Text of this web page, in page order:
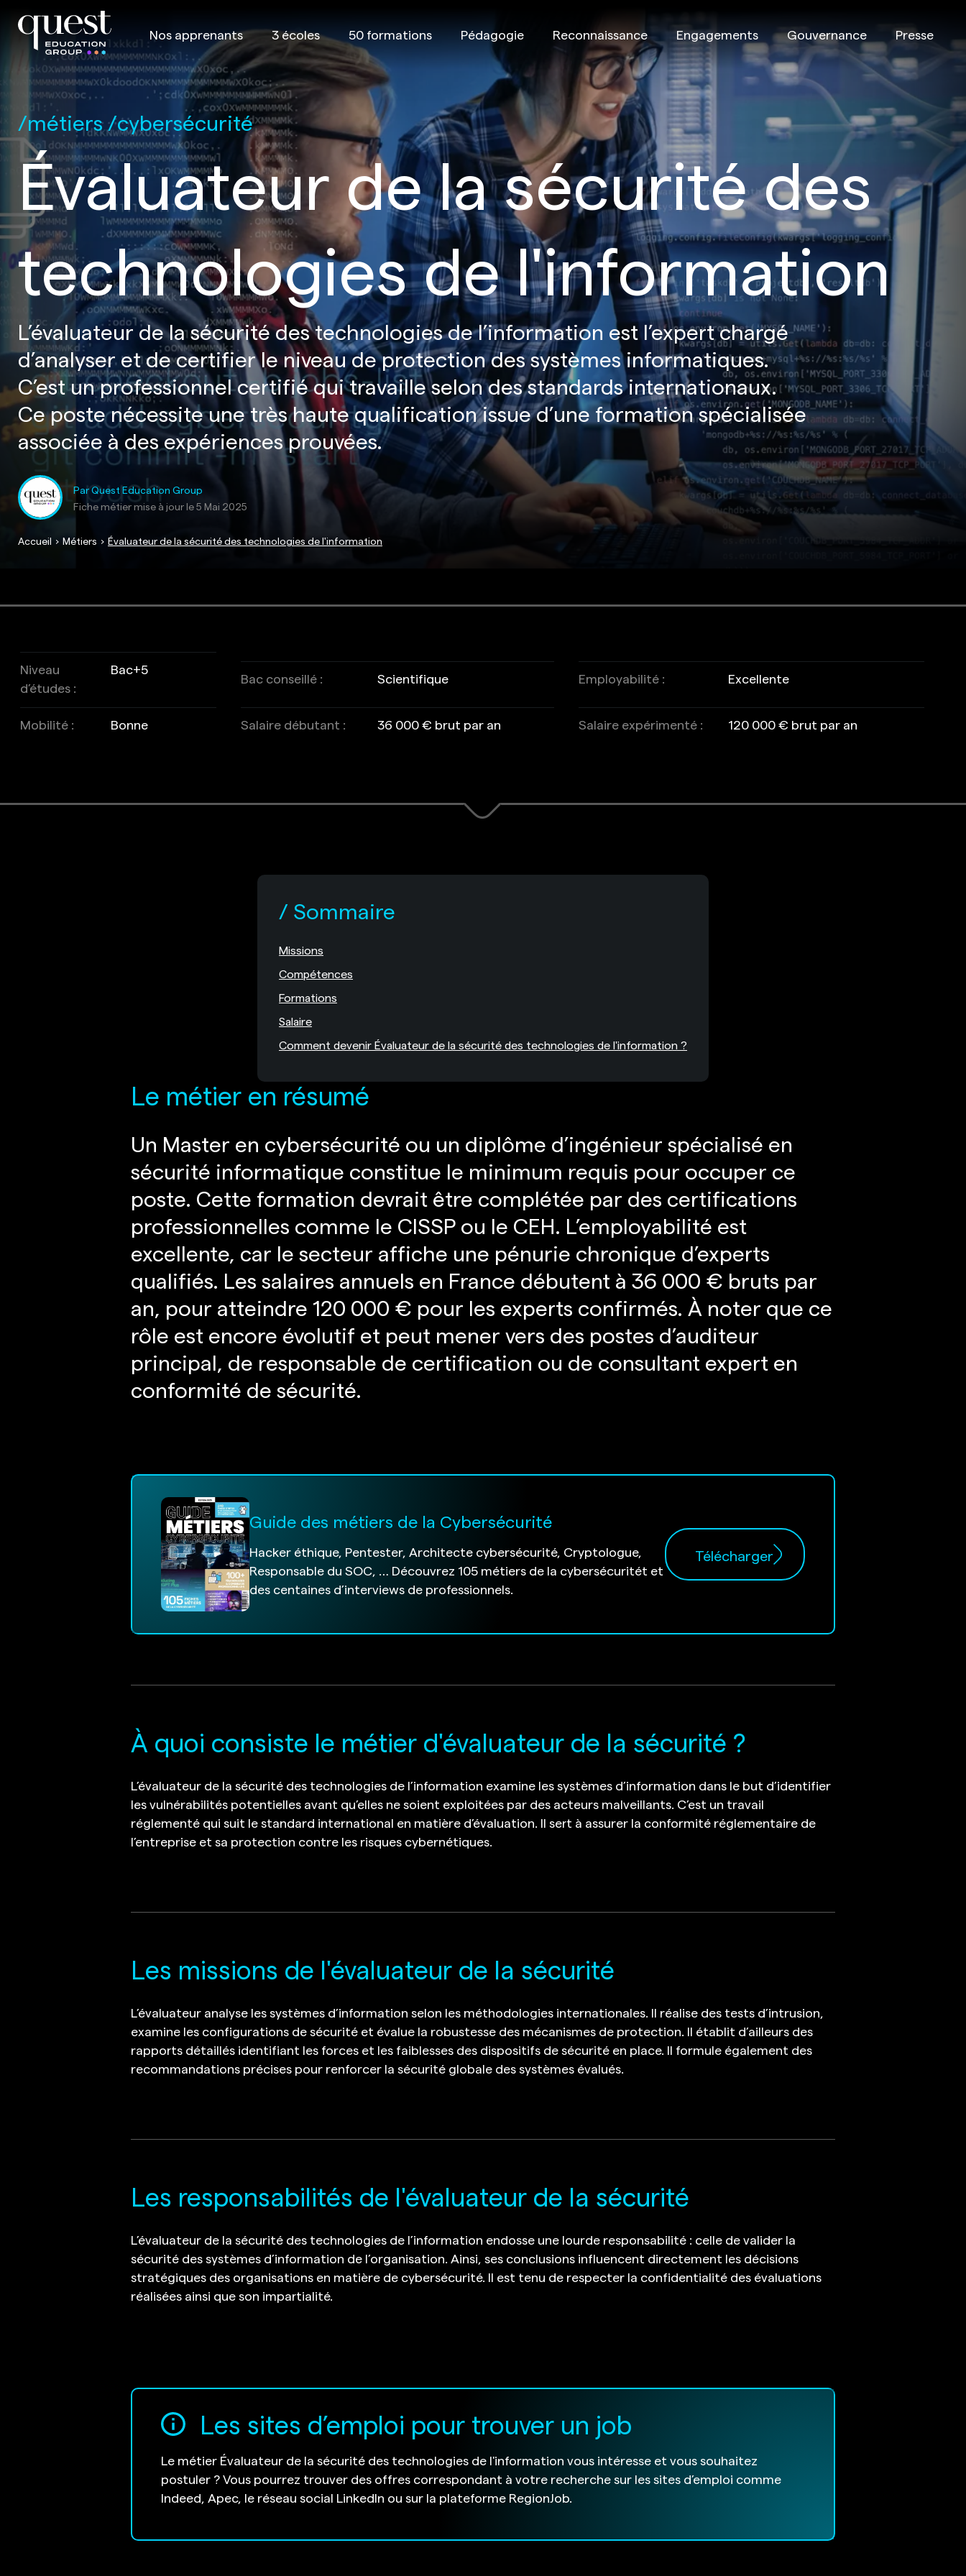
Nos apprenants 3 écoles 50 formations Pédagogie Reconnaissance Engagements Gouvernance Presse
métiers cybersécurité
Évaluateur de la sécurité des
technologies de l'information
L’évaluateur de la sécurité des technologies de l’information est l’expert chargé
d’analyser et de certifier le niveau de protection des systèmes informatiques.
C’est un professionnel certifié qui travaille selon des standards internationaux.
Ce poste nécessite une très haute qualification issue d’une formation spécialisée
associée à des expériences prouvées.
Par Quest Education Group
Fiche métier mise à jour le5 Mai 2025
Accueil Métiers Évaluateur de la sécurité des technologies de l'information
Niveau
d’études :
Bac+5
Bac conseillé : Scientifique Employabilité : Excellente
Mobilité : Bonne Salaire débutant : 36 000 € brut par an Salaire expérimenté : 120 000 € brut par an
Le métier en résumé
Un Master en cybersécurité ou un diplôme d’ingénieur spécialisé en
sécurité informatique constitue le minimum requis pour occuper ce
poste. Cette formation devrait être complétée par des certifications
professionnelles comme le CISSP ou le CEH. L’employabilité est
excellente, car le secteur affiche une pénurie chronique d’experts
qualifiés. Les salaires annuels en France débutent à 36 000 € bruts par
an, pour atteindre 120 000 € pour les experts confirmés. À noter que ce
rôle est encore évolutif et peut mener vers des postes d’auditeur
principal, de responsable de certification ou de consultant expert en
conformité de sécurité.
Guide des métiers de la Cybersécurité
Hacker éthique, Pentester, Architecte cybersécurité, Cryptologue,
Responsable du SOC, … Découvrez 105 métiers de la cybersécuritét et
des centaines d’interviews de professionnels.
Télécharger
À quoi consiste le métier d'évaluateur de la sécurité ?
L’évaluateur de la sécurité des technologies de l’information examine les systèmes d’information dans le but d’identifier
les vulnérabilités potentielles avant qu’elles ne soient exploitées par des acteurs malveillants. C’est un travail
réglementé qui suit le standard international en matière d’évaluation. Il sert à assurer la conformité réglementaire de
l’entreprise et sa protection contre les risques cybernétiques.
Les missions de l'évaluateur de la sécurité
L’évaluateur analyse les systèmes d’information selon les méthodologies internationales. Il réalise des tests d’intrusion,
examine les configurations de sécurité et évalue la robustesse des mécanismes de protection. Il établit d’ailleurs des
rapports détaillés identifiant les forces et les faiblesses des dispositifs de sécurité en place. Il formule également des
recommandations précises pour renforcer la sécurité globale des systèmes évalués.
Les responsabilités de l'évaluateur de la sécurité
L’évaluateur de la sécurité des technologies de l’information endosse une lourde responsabilité : celle de valider la
sécurité des systèmes d’information de l’organisation. Ainsi, ses conclusions influencent directement les décisions
stratégiques des organisations en matière de cybersécurité. Il est tenu de respecter la confidentialité des évaluations
réalisées ainsi que son impartialité.
Les sites d’emploi pour trouver un job
Le métier Évaluateur de la sécurité des technologies de l'information vous intéresse et vous souhaitez
postuler ? Vous pourrez trouver des offres correspondant à votre recherche sur les sites d’emploi comme
Indeed, Apec, le réseau social LinkedIn ou sur la plateforme RegionJob.
Sommaire
Missions
Compétences
Formations
Salaire
Comment devenir Évaluateur de la sécurité des technologies de l'information ?